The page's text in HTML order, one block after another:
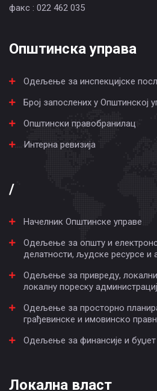
факс : 022 462 035
Општинска управа
Одељење за инспекцијске
Број запослених у Општинској
Општински правобранилац
Интерна ревизија
/
Начелник Општинске управе
Одељење за општу и
делатности, људске ресурсе и
Одељење за привреду,
локалну пореску
Одељење за просторно
грађевинске и имовинско
Одељење за финансије и буџет
Локална власт